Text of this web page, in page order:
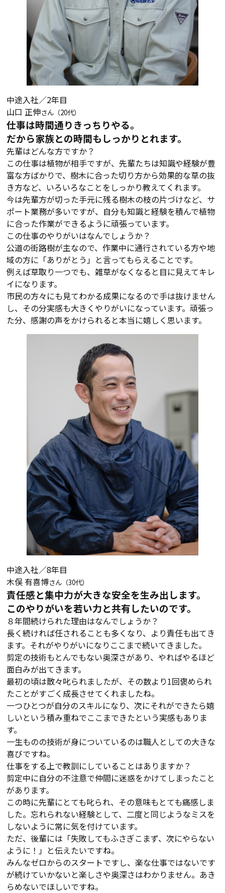
中途入社／2年目
山口 正伸さん（20代）
仕事は時間通りきっちりやる。
だから家族との時間もしっかりとれます。
先輩はどんな方ですか？
この仕事は植物が相手ですが、先輩たちは知識や経験が豊
富な方ばかりで、樹木に合った切り方から効果的な草の抜
き方など、いろいろなことをしっかり教えてくれます。
今は先輩方が切った手元に残る樹木の枝の片づけなど、サ
ポート業務が多いですが、自分も知識と経験を積んで植物
に合った作業ができるように頑張っています。
この仕事のやりがいはなんでしょうか？
公道の街路樹が主なので、作業中に通行されている方や地
域の方に「ありがとう」と言ってもらえることです。
例えば草取り一つでも、雑草がなくなると目に見えてキレ
イになります。
市民の方々にも見てわかる成果になるので手は抜けません
し、その分実感も大きくやりがいになっています。頑張っ
た分、感謝の声をかけられると本当に嬉しく思います。
中途入社／8年目
木俣 有喜博さん（30代）
責任感と集中力が大きな安全を生み出します。
このやりがいを若い力と共有したいのです。
８年間続けられた理由はなんでしょうか？
長く続ければ任されることも多くなり、より責任も出てき
ます。それがやりがいになりここまで続いてきました。
剪定の技術もとんでもない奥深さがあり、やればやるほど
面白みが出てきます。
最初の頃は散々叱られましたが、その数より1回褒められ
たことがすごく成長させてくれましたね。
一つひとつが自分のスキルになり、次にそれができたら嬉
しいという積み重ねでここまできたという実感もありま
す。
一生ものの技術が身についているのは職人としての大きな
喜びですね。
仕事をする上で教訓にしていることはありますか？
剪定中に自分の不注意で仲間に迷惑をかけてしまったこと
があります。
この時に先輩にとても叱られ、その意味もとても痛感しま
した。忘れられない経験として、二度と同じようなミスを
しないように常に気を付けています。
ただ、後輩には「失敗してもふさぎこまず、次にやらない
ように！」と伝えたいですね。
みんなゼロからのスタートですし、楽な仕事ではないです
が続けていかないと楽しさや奥深さはわかりません。あき
らめないでほしいですね。